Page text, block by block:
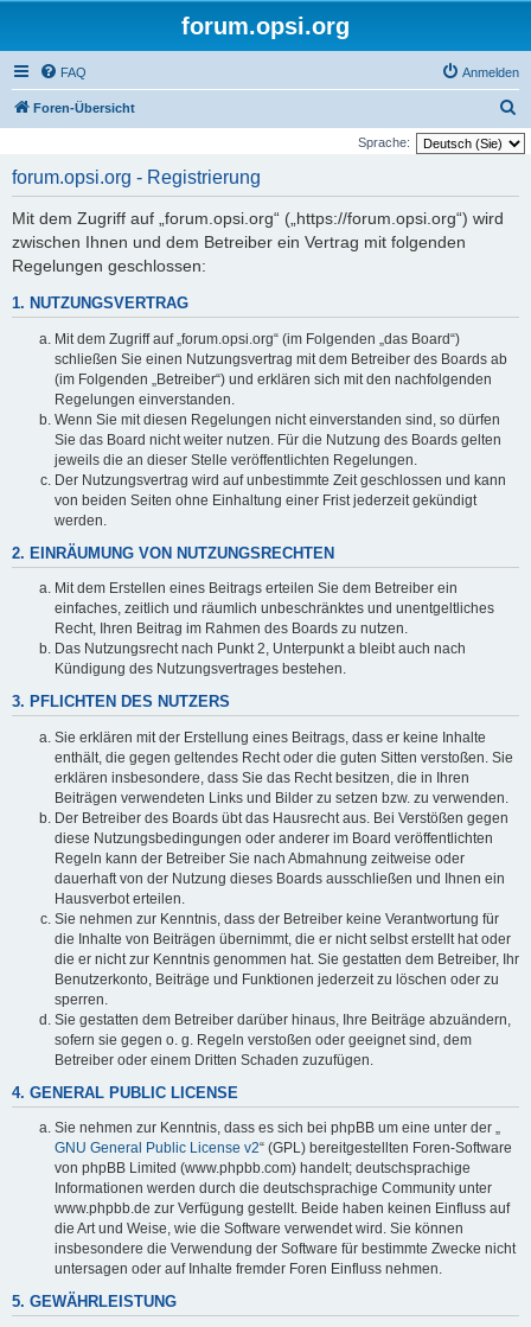
forum.opsi.org
FAQ Anmelden
Foren-Übersicht
u
Sprache:
forum.opsi.org - Registrierung
Mit dem Zugriff auf „forum.opsi.org“ („https://forum.opsi.org“) wird
zwischen Ihnen und dem Betreiber ein Vertrag mit folgenden
Regelungen geschlossen:
1. NUTZUNGSVERTRAG
Mit dem Zugriff auf „forum.opsi.org“ (im Folgenden „das Board“)
schließen Sie einen Nutzungsvertrag mit dem Betreiber des Boards ab
(im Folgenden „Betreiber“) und erklären sich mit den nachfolgenden
Regelungen einverstanden.
Wenn Sie mit diesen Regelungen nicht einverstanden sind, so dürfen
Sie das Board nicht weiter nutzen. Für die Nutzung des Boards gelten
jeweils die an dieser Stelle veröffentlichten Regelungen.
Der Nutzungsvertrag wird auf unbestimmte Zeit geschlossen und kann
von beiden Seiten ohne Einhaltung einer Frist jederzeit gekündigt
werden.
2. EINRÄUMUNG VON NUTZUNGSRECHTEN
Mit dem Erstellen eines Beitrags erteilen Sie dem Betreiber ein
einfaches, zeitlich und räumlich unbeschränktes und unentgeltliches
Recht, Ihren Beitrag im Rahmen des Boards zu nutzen.
Das Nutzungsrecht nach Punkt 2, Unterpunkt a bleibt auch nach
Kündigung des Nutzungsvertrages bestehen.
3. PFLICHTEN DES NUTZERS
Sie erklären mit der Erstellung eines Beitrags, dass er keine Inhalte
enthält, die gegen geltendes Recht oder die guten Sitten verstoßen. Sie
erklären insbesondere, dass Sie das Recht besitzen, die in Ihren
Beiträgen verwendeten Links und Bilder zu setzen bzw. zu verwenden.
Der Betreiber des Boards übt das Hausrecht aus. Bei Verstößen gegen
diese Nutzungsbedingungen oder anderer im Board veröffentlichten
Regeln kann der Betreiber Sie nach Abmahnung zeitweise oder
dauerhaft von der Nutzung dieses Boards ausschließen und Ihnen ein
Hausverbot erteilen.
Sie nehmen zur Kenntnis, dass der Betreiber keine Verantwortung für
die Inhalte von Beiträgen übernimmt, die er nicht selbst erstellt hat oder
die er nicht zur Kenntnis genommen hat. Sie gestatten dem Betreiber, Ihr
Benutzerkonto, Beiträge und Funktionen jederzeit zu löschen oder zu
sperren.
Sie gestatten dem Betreiber darüber hinaus, Ihre Beiträge abzuändern,
sofern sie gegen o. g. Regeln verstoßen oder geeignet sind, dem
Betreiber oder einem Dritten Schaden zuzufügen.
4. GENERAL PUBLIC LICENSE
Sie nehmen zur Kenntnis, dass es sich bei phpBB um eine unter der „
GNU General Public License v2“ (GPL) bereitgestellten Foren-Software
von phpBB Limited (www.phpbb.com) handelt; deutschsprachige
Informationen werden durch die deutschsprachige Community unter
www.phpbb.de zur Verfügung gestellt. Beide haben keinen Einfluss auf
die Art und Weise, wie die Software verwendet wird. Sie können
insbesondere die Verwendung der Software für bestimmte Zwecke nicht
untersagen oder auf Inhalte fremder Foren Einfluss nehmen.
5. GEWÄHRLEISTUNG